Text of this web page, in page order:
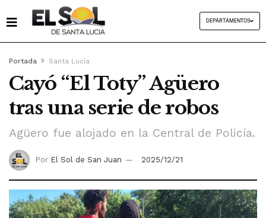
DEPARTAMENTOS
Portada Santa Lucía
Cayó “El Toty” Agüero
tras una serie de robos
Agüero fue alojado en la Central de Policía.
Por El Sol de San Juan 2025/12/21